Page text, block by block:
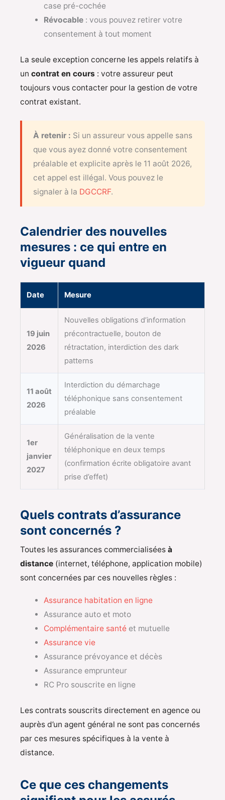
case pré-cochée
Révocable: vous pouvez retirer votre
consentement à tout moment
La seule exception concerne les appels relatifs à
un contrat en cours : votre assureur peut
toujours vous contacter pour la gestion de votre
contrat existant.
À retenir : Si un assureur vous appelle sans
que vous ayez donné votre consentement
préalable et explicite après le 11 août 2026,
cet appel est illégal. Vous pouvez le
signaler à la DGCCRF.
Calendrier des nouvelles
mesures : ce qui entre en
vigueur quand
Date Mesure
19 juin
2026
Nouvelles obligations d’information
précontractuelle, bouton de
rétractation, interdiction des dark
patterns
11 août
2026
Interdiction du démarchage
téléphonique sans consentement
préalable
1er
janvier
2027
Généralisation de la vente
téléphonique en deux temps
(confirmation écrite obligatoire avant
prise d’effet)
Quels contrats d’assurance
sont concernés ?
Toutes les assurances commercialisées à
distance (internet, téléphone, application mobile)
sont concernées par ces nouvelles règles :
Assurance habitation en ligne
Assurance auto et moto
Complémentaire santéet mutuelle
Assurance vie
Assurance prévoyance et décès
Assurance emprunteur
RC Pro souscrite en ligne
Les contrats souscrits directement en agence ou
auprès d’un agent général ne sont pas concernés
par ces mesures spécifiques à la vente à
distance.
Ce que ces changements